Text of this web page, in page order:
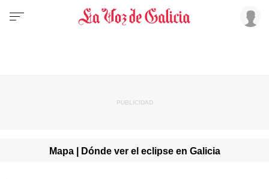
Mapa | Dónde ver el eclipse en Galicia